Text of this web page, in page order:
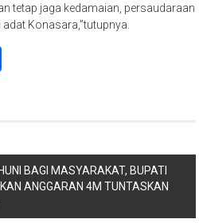
tetap jaga kedamaian, persaudaraan
Konasara,”tutupnya.
BAGI MASYARAKAT, BUPATI
ANGGARAN 4M TUNTASKAN